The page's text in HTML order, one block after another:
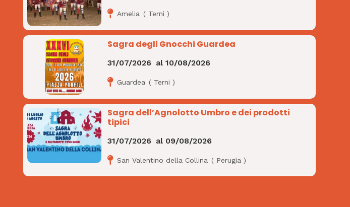
Amelia ( Terni )
Sagra degli Gnocchi Guardea
31/07/2026 al10/08/2026
Guardea ( Terni )
Sagra dell’Agnolotto Umbro e dei prodotti
tipici
31/07/2026 al 09/08/2026
San Valentino della Collina ( Perugia )